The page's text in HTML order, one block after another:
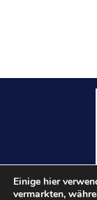
Einige hier
vermarkten,